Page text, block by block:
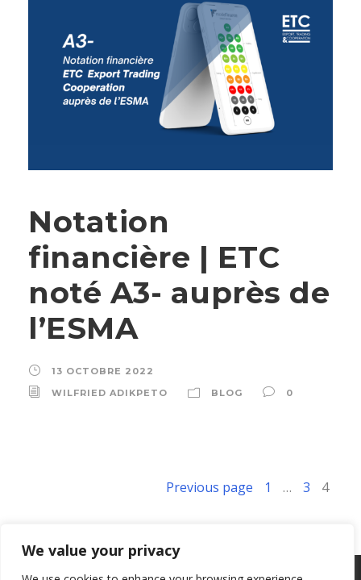
We value your privacy
Notation
financière | ETC
noté A3- auprès de
l’ESMA
13 OCTOBRE 2022
WILFRIED ADIKPETO
BLOG 0
Previous page 1 … 3 4